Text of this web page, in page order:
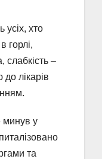
усіх, хто
горлі,
слабкість –
до лікарів
минув у
та